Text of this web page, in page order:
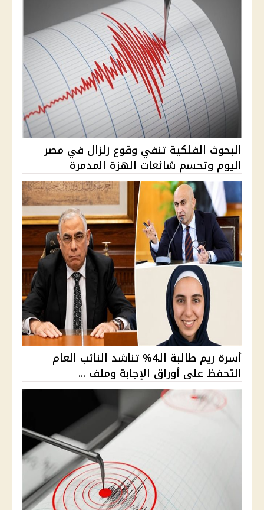
البحوث الفلكية تنفي وقوع زلزال في مصر
اليوم وتحسم شائعات الهزة المدمرة
أسرة ريم طالبة الـ4% تناشد النائب العام
التحفظ على أوراق الإجابة وملف ...